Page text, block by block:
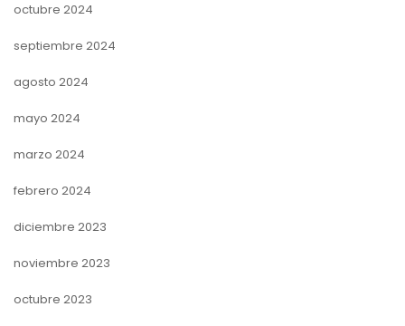
octubre 2024
septiembre 2024
agosto 2024
mayo 2024
marzo 2024
febrero 2024
diciembre 2023
noviembre 2023
octubre 2023